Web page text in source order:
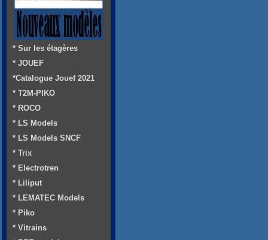
* Sur les étagères
* JOUEF
*Catalogue Jouef 2021
* T2M-PIKO
* ROCO
* LS Models
* LS Models SNCF
* Trix
* Electrotren
* Liliput
* LEMATEC Models
* Piko
* Vitrains